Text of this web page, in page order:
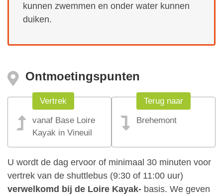
kunnen zwemmen en onder water kunnen
duiken.
Ontmoetingspunten
Vertrek
vanaf Base Loire
Kayak in Vineuil
Terug naar
Brehemont
U wordt de dag ervoor of minimaal 30 minuten voor
vertrek van de shuttlebus (9:30 of 11:00 uur)
verwelkomd bij de Loire Kayak- basis. We geven